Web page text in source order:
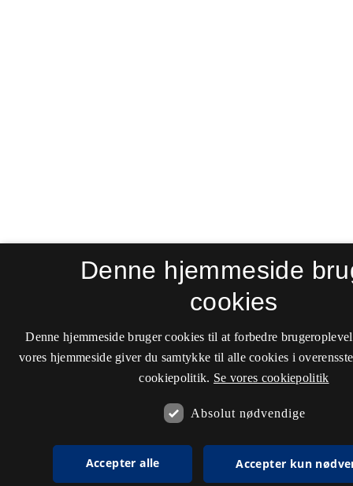
Denne hjemmeside
cookies
Denne hjemmeside bruger cookies til at forbedre
vores hjemmeside giver du samtykke til alle cookies i
cookiepolitik. Se vores cookiepolitik
Absolut nødvendige
Accepter alle Accepter kun